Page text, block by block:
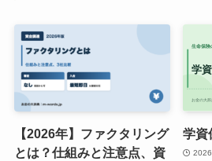
【2026年】ファクタリング
とは？仕組みと注意点、資
学資